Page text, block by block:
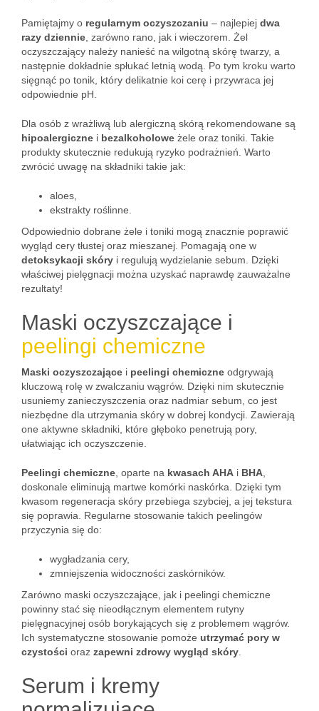
Pamiętajmy o regularnym oczyszczaniu – najlepiej dwa
razy dziennie , zarówno rano, jak i wieczorem. Żel
oczyszczający należy nanieść na wilgotną skórę twarzy, a
następnie dokładnie spłukać letnią wodą. Po tym kroku warto
sięgnąć po tonik, który delikatnie koi cerę i przywraca jej
odpowiednie pH.
Dla osób z wrażliwą lub alergiczną skórą rekomendowane są
hipoalergiczne i bezalkoholowe żele oraz toniki. Takie
produkty skutecznie redukują ryzyko podrażnień. Warto
zwrócić uwagę na składniki takie jak:
aloes,
ekstrakty roślinne.
Odpowiednio dobrane żele i toniki mogą znacznie poprawić
wygląd cery tłustej oraz mieszanej. Pomagają one w
detoksykacji skóry i regulują wydzielanie sebum. Dzięki
właściwej pielęgnacji można uzyskać naprawdę zauważalne
rezultaty!
Maski oczyszczające i
peelingi chemiczne
Maski oczyszczające i peelingi chemiczne odgrywają
kluczową rolę w zwalczaniu wągrów. Dzięki nim skutecznie
usuniemy zanieczyszczenia oraz nadmiar sebum, co jest
niezbędne dla utrzymania skóry w dobrej kondycji. Zawierają
one aktywne składniki, które głęboko penetrują pory,
ułatwiając ich oczyszczenie.
Peelingi chemiczne , oparte na kwasach AHA i BHA
doskonale eliminują martwe komórki naskórka. Dzięki tym
kwasom regeneracja skóry przebiega szybciej, a jej tekstura
się poprawia. Regularne stosowanie takich peelingów
przyczynia się do:
wygładzania cery,
zmniejszenia widoczności zaskórników.
Zarówno maski oczyszczające, jak i peelingi chemiczne
powinny stać się nieodłącznym elementem rutyny
pielęgnacyjnej osób borykających się z problemem wągrów.
Ich systematyczne stosowanie pomoże utrzymać pory w
czystości oraz zapewni zdrowy wygląd skóry
Serum i kremy